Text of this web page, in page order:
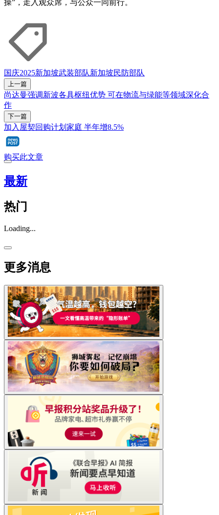
操”，走入观众席，与公众一同前行。
国庆2025新加坡武装部队新加坡民防部队
上一篇
尚达曼强调新波各具枢纽优势 可在物流与绿能等领域深化合
作
下一篇
加入屋契回购计划家庭 半年增8.5%
购买此文章
最新
热门
Loading...
更多消息